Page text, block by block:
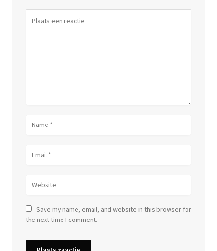
Save my name, email, and website in this browser for
the next time I comment.